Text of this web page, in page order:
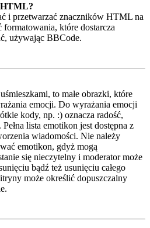
HTML?
i przetwarzać znaczników HTML na
które dostarcza
używając BBCode.
to małe obrazki, które
emocji. Do wyrażania emocji
kody, np. :) oznacza radość,
lista emotikon jest dostępna z
wiadomości. Nie należy
emotikon, gdyż mogą
się nieczytelny i moderator może
bądź też usunięciu całego
może określić dopuszczalny